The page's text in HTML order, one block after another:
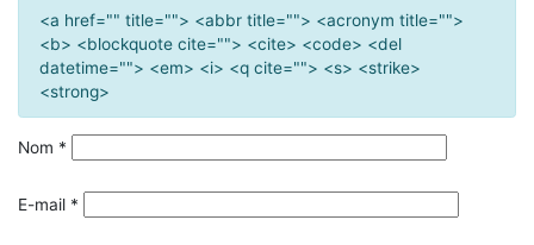
<a href="" title=""> <abbr title=""> <acronym title="">
<b> <blockquote cite=""> <cite> <code> <del
datetime=""> <em> <i> <q cite=""> <s> <strike>
<strong>
Nom *
E-mail *